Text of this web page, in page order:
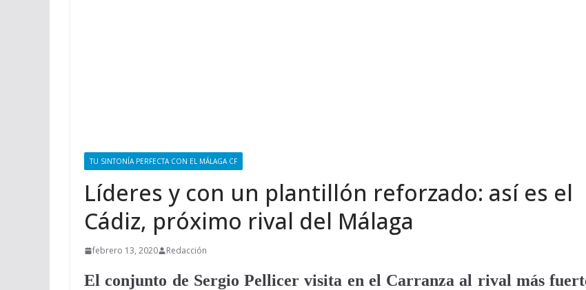
TU SINTONÍA PERFECTA CON EL MÁLAGA CF
Líderes y con un plantillón reforzado: así es el
Cádiz, próximo rival del Málaga
febrero 13, 2020 Redacción
El conjunto de Sergio Pellicer visita en el Carranza al rival más